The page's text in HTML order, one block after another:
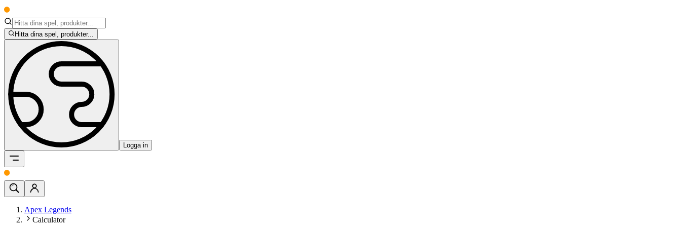
Hitta dina spel, produkter...
Logga in
Apex Legends
Calculator